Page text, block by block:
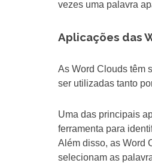
vezes uma palavra
Aplicações das
As Word Clouds têm
ser utilizadas tanto
Uma das principais
ferramenta para
Além disso, as Word
selecionam as